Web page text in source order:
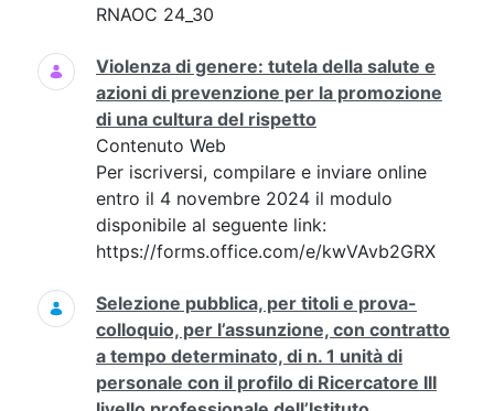
RNAOC 24_30
Violenza di genere: tutela della salute e
azioni di prevenzione per la promozione
di una cultura del rispetto
Contenuto Web
Per iscriversi, compilare e inviare online
entro il 4 novembre 2024 il modulo
disponibile al seguente link:
https://forms.office.com/e/kwVAvb2GRX
Selezione pubblica, per titoli e prova-
colloquio, per l’assunzione, con contratto
a tempo determinato, di n. 1 unità di
personale con il profilo di Ricercatore III